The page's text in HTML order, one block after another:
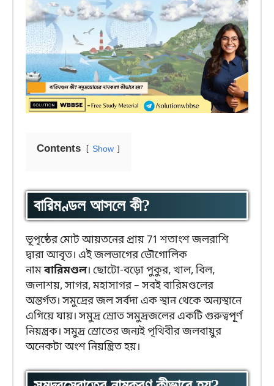
Contents Show
বারিমণ্ডল আসলে কী?
ভূপৃষ্ঠের মোট আয়তনের প্রায় 71 শতাংশ জলরাশি
দ্বারা আবৃত। এই জলভাগের ভৌগোলিক
নামবারিমণ্ডল। ছোটো-বড়ো পুকুর, খাল, বিল,
জলাশয়, সাগর, মহাসাগর – সবই বারিমণ্ডলের
অন্তর্গত। সমুদ্রের জল সর্বদা এক স্থান থেকে অন্যস্থানে
এগিয়ে যায়। সমুদ্র স্রোত সমুদ্রজলের একটি গুরুত্বপূর্ণ
নিয়ন্ত্রক। সমুদ্র স্রোতের জন্যই পৃথিবীর জলবায়ুর
অনেকটা অংশ নিয়ন্ত্রিত হয়।